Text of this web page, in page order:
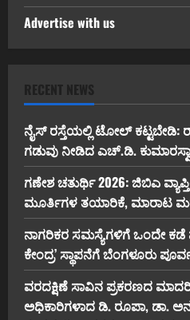
Advertise with us
RECENT NEWS
ನೈಸ್ ರಸ್ತೆಯಲ್ಲಿ ಟೋಲ್ ಕಟ್ಟಬೇಡಿ:
ಗಡುವು ನೀಡಿದ ಎಚ್.ಡಿ.
ಗಣೇಶ ಚತುರ್ಥಿ 2026: ಜಿಬಿಎ
ಮೂರ್ತಿಗಳ ತಯಾರಿಕೆ, ಮಾರಾಟ
ನಾಗರಿಕರ ಸಮಸ್ಯೆಗಳಿಗೆ ಒಂದೇ
ಕೇಂದ್ರ’ ಸ್ಥಾಪನೆಗೆ ಬೆಂಗಳೂರು
ವರದಕ್ಷಿಣೆ ಸಾವಿನ ಪ್ರಕರಣದ
ಅಧಿಕಾರಿಗಳಾದ ಡಿ. ರೂಪಾ, ಡಾ.